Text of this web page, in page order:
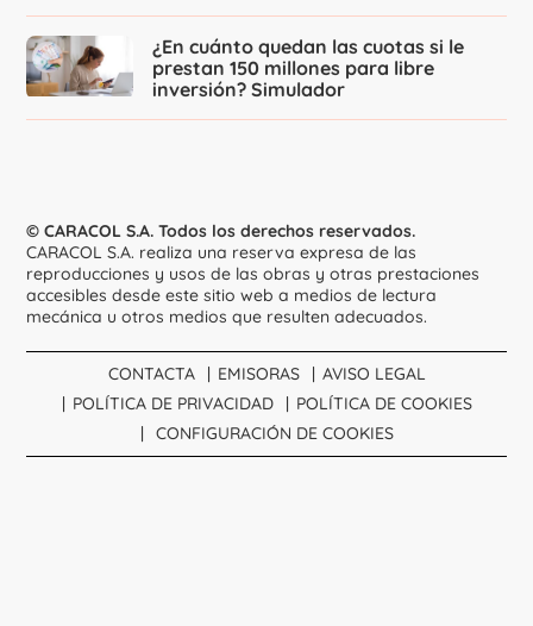
¿En cuánto quedan las cuotas si le
prestan 150 millones para libre
inversión? Simulador
© CARACOL S.A. Todos los derechos reservados.
CARACOL S.A. realiza una reserva expresa de las
reproducciones y usos de las obras y otras prestaciones
accesibles desde este sitio web a medios de lectura
mecánica u otros medios que resulten adecuados.
CONTACTA EMISORAS
AVISO LEGAL
POLÍTICA DE PRIVACIDAD
POLÍTICA DE COOKIES
CONFIGURACIÓN DE COOKIES